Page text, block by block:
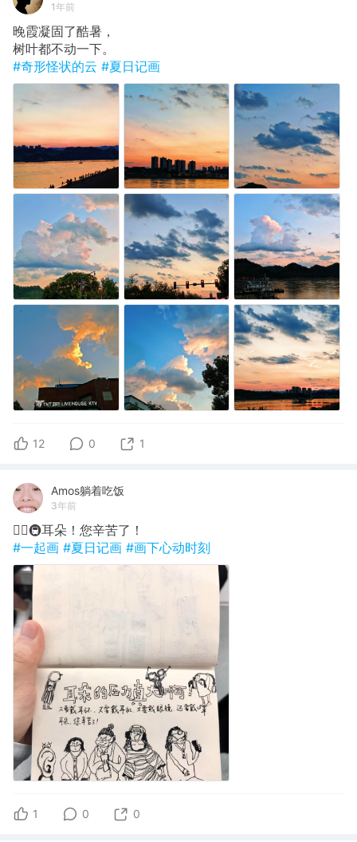
1年前
晚霞凝固了酷暑，
树叶都不动一下。
#奇形怪状的云 #夏日记画
12 0 1
Amos躺着吃饭
3年前
✍🏽🚇耳朵！您辛苦了！
#一起画 #夏日记画 #画下心动时刻
1 0 0